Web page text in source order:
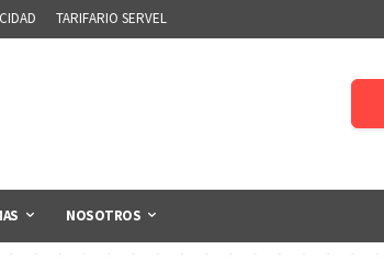
TARIFARIO SERVEL
NOSOTROS